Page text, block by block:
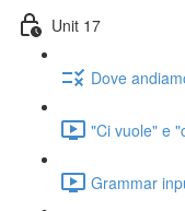
Unit 17
Dove
"Ci vuole" e
Grammar